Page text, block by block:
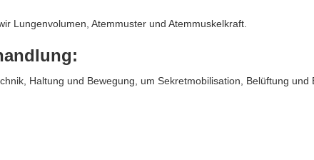
Lungenvolumen, Atemmuster und Atemmuskelkraft.
Haltung und Bewegung, um Sekretmobilisation, Belüftung